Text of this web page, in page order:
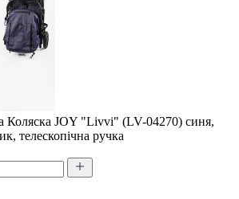
Коляска JOY "Livvi" (LV-04270) синя,
телескопічна ручка